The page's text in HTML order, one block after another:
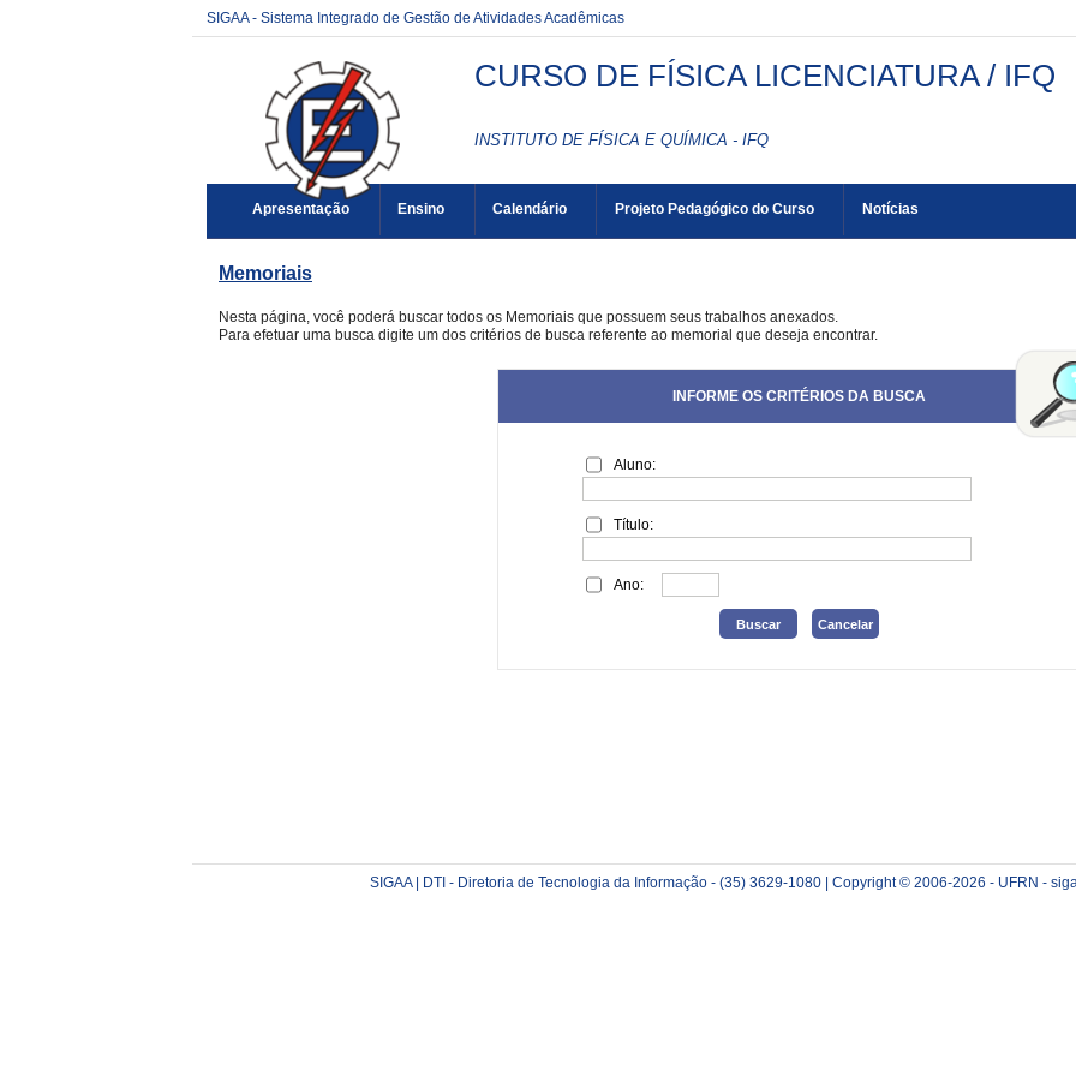
SIGAA - Sistema Integrado de Gestão de Atividades Acadêmicas
CURSO DE FÍSICA LICENCIATURA / IFQ
INSTITUTO DE FÍSICA E QUÍMICA - IFQ
Apresentação Ensino Calendário Projeto Pedagógico do Curso Notícias
Memoriais
Nesta página, você poderá buscar todos os Memoriais que possuem seus trabalhos anexados.
Para efetuar uma busca digite um dos critérios de busca referente ao memorial que deseja encontrar.
INFORME OS CRITÉRIOS DA BUSCA
Aluno:
Título:
Ano:
SIGAA | DTI - Diretoria de Tecnologia da Informação - (35) 3629-1080 | Copyright © 2006-2026 - UFRN -